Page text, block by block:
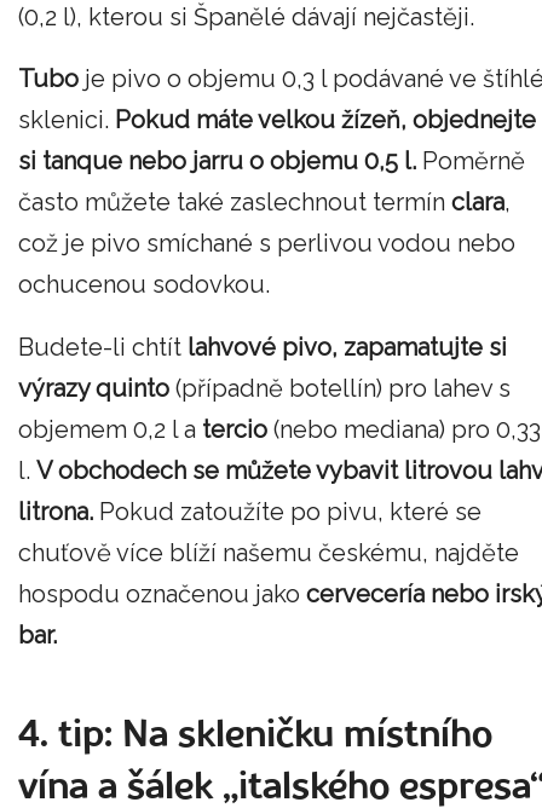
(0,2 l), kterou si Španělé dávají nejčastěji.
Tubo je pivo o objemu 0,3 l podávané ve
sklenici. Pokud máte velkou žízeň, objednejte
si tanque nebo jarru o objemu 0,5 l. Poměrně
často můžete také zaslechnout termín clara,
což je pivo smíchané s perlivou vodou nebo
ochucenou sodovkou.
Budete-li chtít lahvové pivo, zapamatujte si
výrazy quinto (případně botellín) pro lahev s
objemem 0,2 l a tercio (nebo mediana) pro 0,33
l. V obchodech se můžete vybavit litrovou
litrona. Pokud zatoužíte po pivu, které se
chuťově více blíží našemu českému, najděte
hospodu označenou jako cervecería nebo
bar.
4. tip: Na skleničku místního
vína a šálek „italského